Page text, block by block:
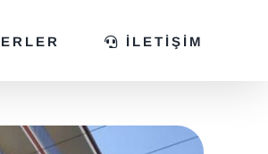
İLETİŞİM